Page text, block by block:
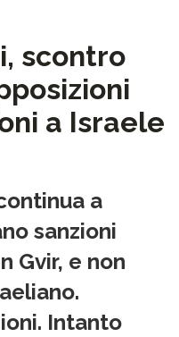
scontro
a Israele
a
sanzioni
Gvir, e non
Intanto